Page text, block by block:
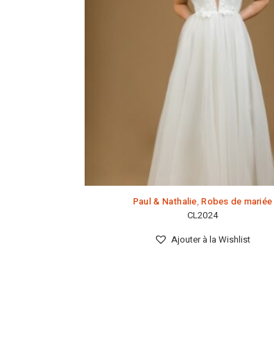
Paul & Nathalie,Robes de mariée
CL2024
Ajouter à la Wishlist